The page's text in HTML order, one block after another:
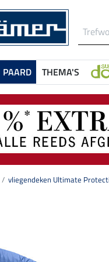
PAARD THEMA'S
vliegendeken Ultimate